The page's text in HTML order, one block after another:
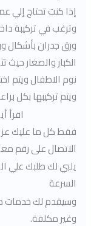
إذا كنت تحتاج إلي
وترغب في تركيبة
ورق جدران بأشكال
الكبار والصغار
نوم الاطفال ويتم
ويتم تركيبها بكل
اقرأ
فقط كل ما عليك
الاتصال على رقم
يلبي لك طلبك علي
السرعة
وسيقدم لك خدمات
وغير مكلفة.